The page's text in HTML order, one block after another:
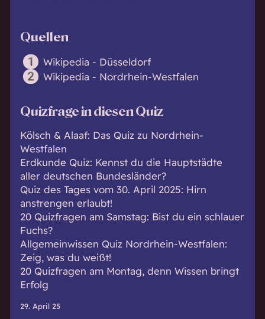
Quellen
Wikipedia - Düsseldorf
Wikipedia - Nordrhein-Westfalen
Quizfrage in diesen Quiz
Kölsch & Alaaf: Das Quiz zu Nordrhein-
Westfalen
Erdkunde Quiz: Kennst du die Hauptstädte
aller deutschen Bundesländer?
Quiz des Tages vom 30. April 2025: Hirn
anstrengen erlaubt!
20 Quizfragen am Samstag: Bist du ein schlauer
Fuchs?
Allgemeinwissen Quiz Nordrhein-Westfalen:
Zeig, was du weißt!
20 Quizfragen am Montag, denn Wissen bringt
Erfolg
29. April 25